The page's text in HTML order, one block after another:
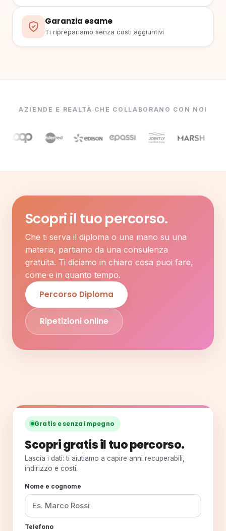
Garanzia esame
Ti riprepariamo senza costi aggiuntivi
AZIENDE E REALTÀ CHE COLLABORANO CON NOI
Scopri il tuo percorso.
Che ti serva il diploma o una mano su una
materia, partiamo da una consulenza
gratuita. Ti diciamo in chiaro cosa puoi fare,
come e in quanto tempo.
Percorso Diploma
Ripetizioni online
Gratis e senza impegno
Scopri gratis il tuo percorso.
Lascia i dati: ti aiutiamo a capire anni recuperabili,
indirizzo e costi.
Nome e cognome
Telefono